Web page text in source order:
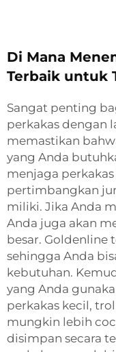
Di Mana
Terbaik untuk
Sangat penting
perkakas dengan
memastikan
yang Anda
menjaga
pertimbangkan
miliki. Jika Anda
Anda juga akan
besar. Goldenline
sehingga Anda
kebutuhan.
yang Anda
perkakas kecil,
mungkin lebih
disimpan secara